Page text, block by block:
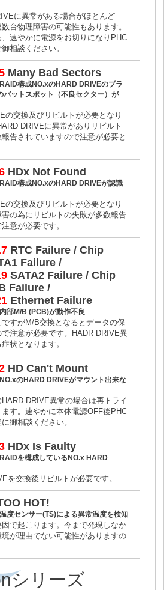
に異常がある場合がほとんど
台物理障害の可能性もあります。
速やかに電源をお切りになりPHC
相談ください。
Many Bad Sectors
構成NO.xのHARD DRIVEのプラ
バットスポット（不良セクター）が
の交換及びリビルトが必要となり
DRIVEに異常がありリビルト
告されていますので注意が必要と
HDx Not Found
構成NO.xのHARD DRIVEが認識
の交換及びリビルトが必要となり
の為にリビルトの失敗が多数報告
意が必要です。
RTC Failure / Chip
Failure /
SATA2 Failure / Chip
Failure /
Ethernet Failure
部M/B (PCB)が動作不良
すがM/B交換となるとデータの保
注意が必要です。HADR DRIVE異
状となります。
HD Can't Mount
のHARD DRIVEがマウント出来な
DRIVE異常の場合は再トライ
す。速やかに本体電源OFF後PHC
御相談ください。
HDx Is Faulty
を構成しているNO.x HARD
を交換後リビルトが必要です。
HOT!
度センサー(TS)による異常温度を検知
で起こります。今まで発現しなか
が理由でない可能性がありますの
シリーズ